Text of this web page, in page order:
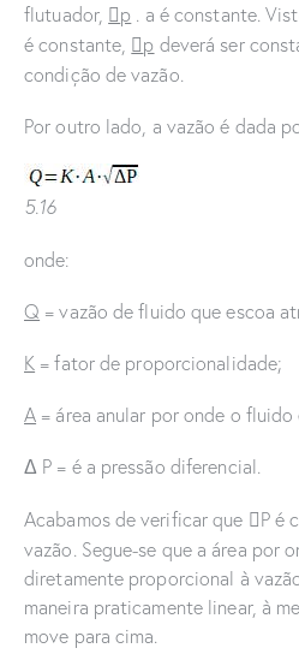
flutuador, p . a é constante.
é constante, p deverá ser
condição de vazão.
Por outro lado, a vazão é dada
5.16
onde:
Q = vazão de fluido que escoa
K = fator de proporcionalidade;
A = área anular por onde o fluido
Δ P = é a pressão diferencial.
Acabamos de verificar que P é
vazão. Segue-se que a área por
diretamente proporcional à
maneira praticamente linear, à
move para cima.